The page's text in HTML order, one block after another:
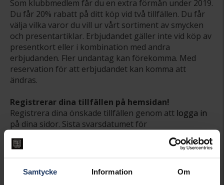
Samtycke Information Om
Som klubbmedlem får du en extra förmån under 2019.
Du får 20% rabatt på ditt köp vid två tillfällen. Du får
välja vilka varor du vill ur vårt sortiment av smycken
och presentartiklar. Erbjudandet gäller inte vid köp av
presentkort eller i kombination med andra
erbjudanden. Fler undantag kan förekomma. Med
reservation för att erbjudandet kan komma att
ändras.
Registrerar dina tillfällen på hemsidan!
Registrera dina önskade tillfällen genom att logga in
på dina sidor. Sista svarsdatumet för
kan antingen skicka in ditt svarskort eller registrera
dina tillfällen genom att